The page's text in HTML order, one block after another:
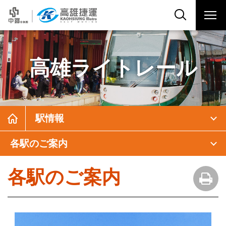
高雄ライトレール
駅情報
各駅のご案内
各駅のご案内